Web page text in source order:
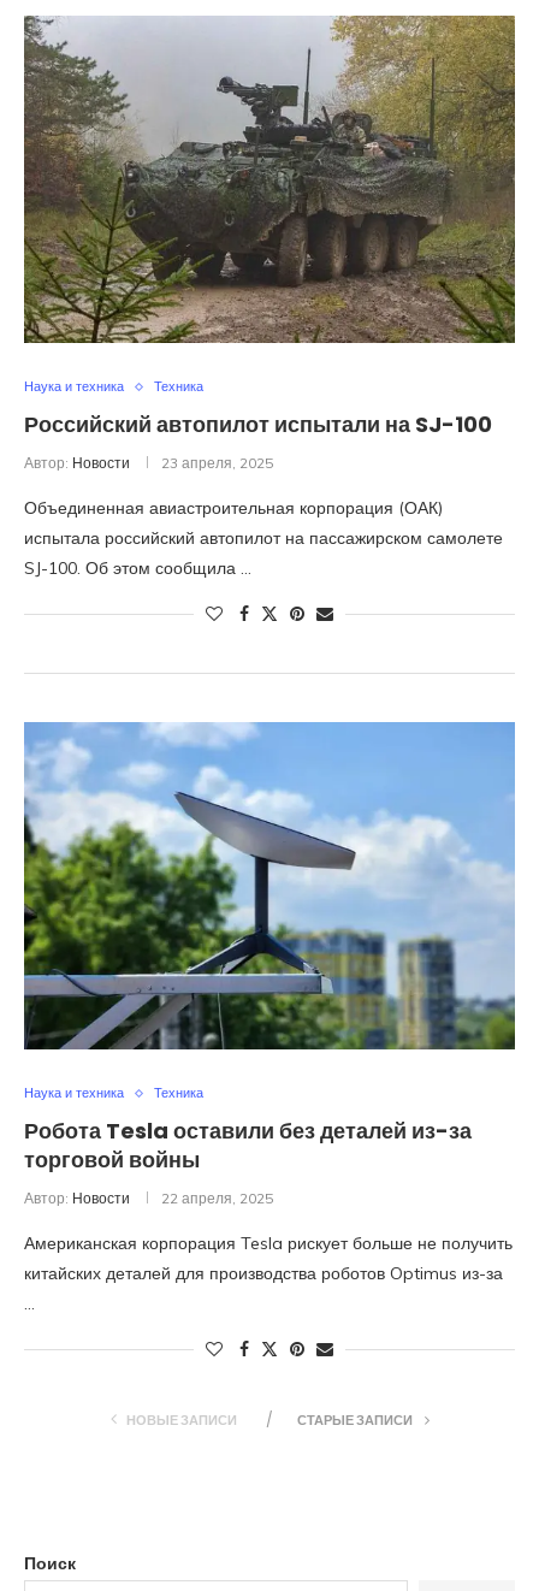
Наука и техника Техника
Российский автопилот испытали на SJ-100
Автор: Новости 23 апреля, 2025
Объединенная авиастроительная корпорация (ОАК)
испытала российский автопилот на пассажирском самолете
SJ-100. Об этом сообщила …
Наука и техника Техника
Робота Tesla оставили без деталей из-за
торговой войны
Автор: Новости 22 апреля, 2025
Американская корпорация Tesla рискует больше не получить
китайских деталей для производства роботов Optimus из-за
…
НОВЫЕ ЗАПИСИ СТАРЫЕ ЗАПИСИ
Поиск